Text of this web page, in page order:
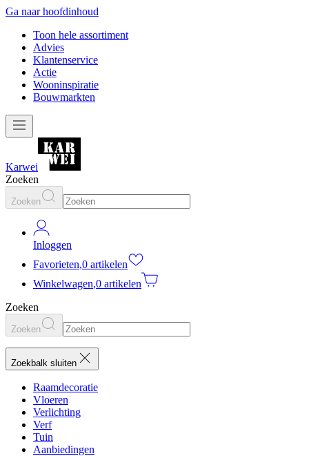
Ga naar hoofdinhoud
Toon hele assortiment
Advies
Klantenservice
Actie
Wooninspiratie
Bouwmarkten
Karwei
Zoeken
Zoeken
Inloggen
Favorieten,0 artikelen
Winkelwagen,0 artikelen
Zoeken
Zoeken
Zoekbalk sluiten
Raamdecoratie
Vloeren
Verlichting
Verf
Tuin
Aanbiedingen